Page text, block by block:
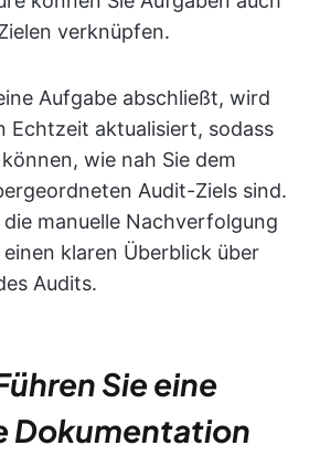
verknüpfen.
Aufgabe abschließt, wird
Echtzeit aktualisiert, sodass
wie nah Sie dem
Audit-Ziels sind.
manuelle Nachverfolgung
klaren Überblick über
Audits.
Sie eine
Dokumentation